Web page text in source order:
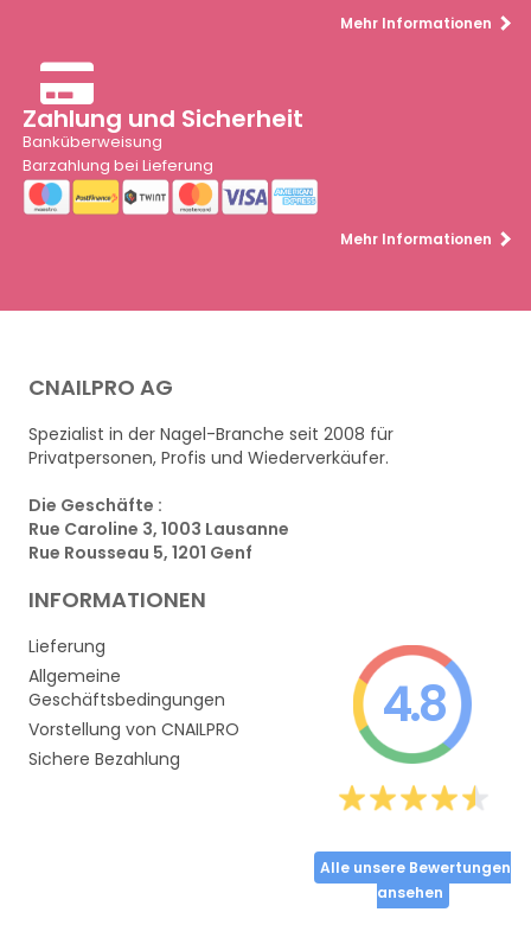
Mehr Informationen
Zahlung und Sicherheit
Banküberweisung
Barzahlung bei Lieferung
Mehr Informationen
CNAILPRO AG
Spezialist in der Nagel-Branche seit 2008 für
Privatpersonen, Profis und Wiederverkäufer.
Die Geschäfte :
Rue Caroline 3, 1003 Lausanne
Rue Rousseau 5, 1201 Genf
INFORMATIONEN
Lieferung
Allgemeine
Geschäftsbedingungen
Vorstellung von CNAILPRO
Sichere Bezahlung
4.8
Alle unsere Bewertungen
ansehen